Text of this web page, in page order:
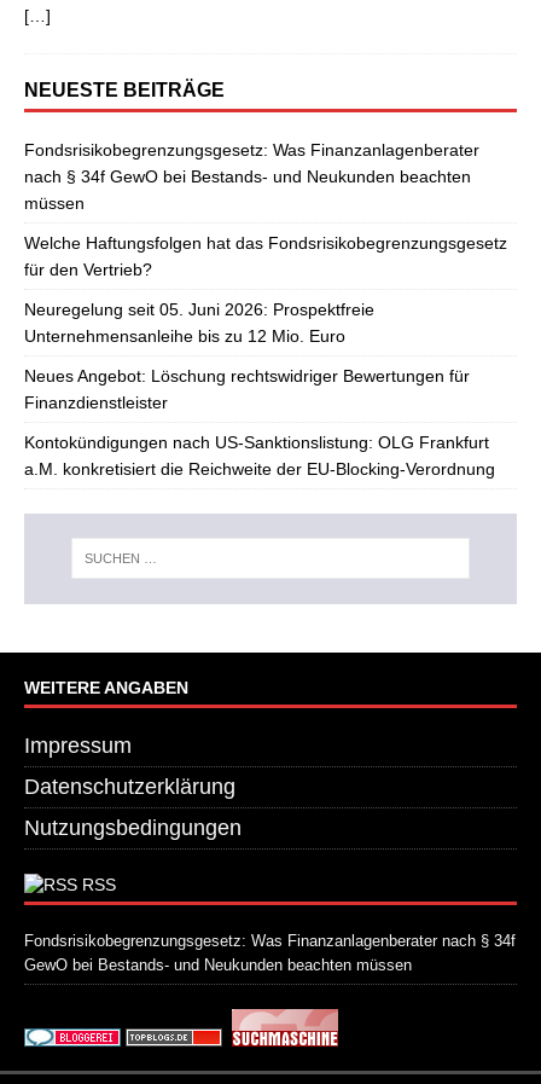
[…]
NEUESTE BEITRÄGE
Fondsrisikobegrenzungsgesetz: Was Finanzanlagenberater
nach § 34f GewO bei Bestands- und Neukunden beachten
müssen
Welche Haftungsfolgen hat das Fondsrisikobegrenzungsgesetz
für den Vertrieb?
Neuregelung seit 05. Juni 2026: Prospektfreie
Unternehmensanleihe bis zu 12 Mio. Euro
Neues Angebot: Löschung rechtswidriger Bewertungen für
Finanzdienstleister
Kontokündigungen nach US-Sanktionslistung: OLG Frankfurt
a.M. konkretisiert die Reichweite der EU-Blocking-Verordnung
WEITERE ANGABEN
Impressum
Datenschutzerklärung
Nutzungsbedingungen
RSS
Fondsrisikobegrenzungsgesetz: Was Finanzanlagenberater nach § 34f
GewO bei Bestands- und Neukunden beachten müssen